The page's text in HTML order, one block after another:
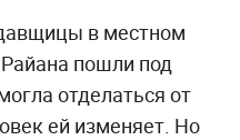
в местном
пошли под
отделаться от
ей изменяет. Но